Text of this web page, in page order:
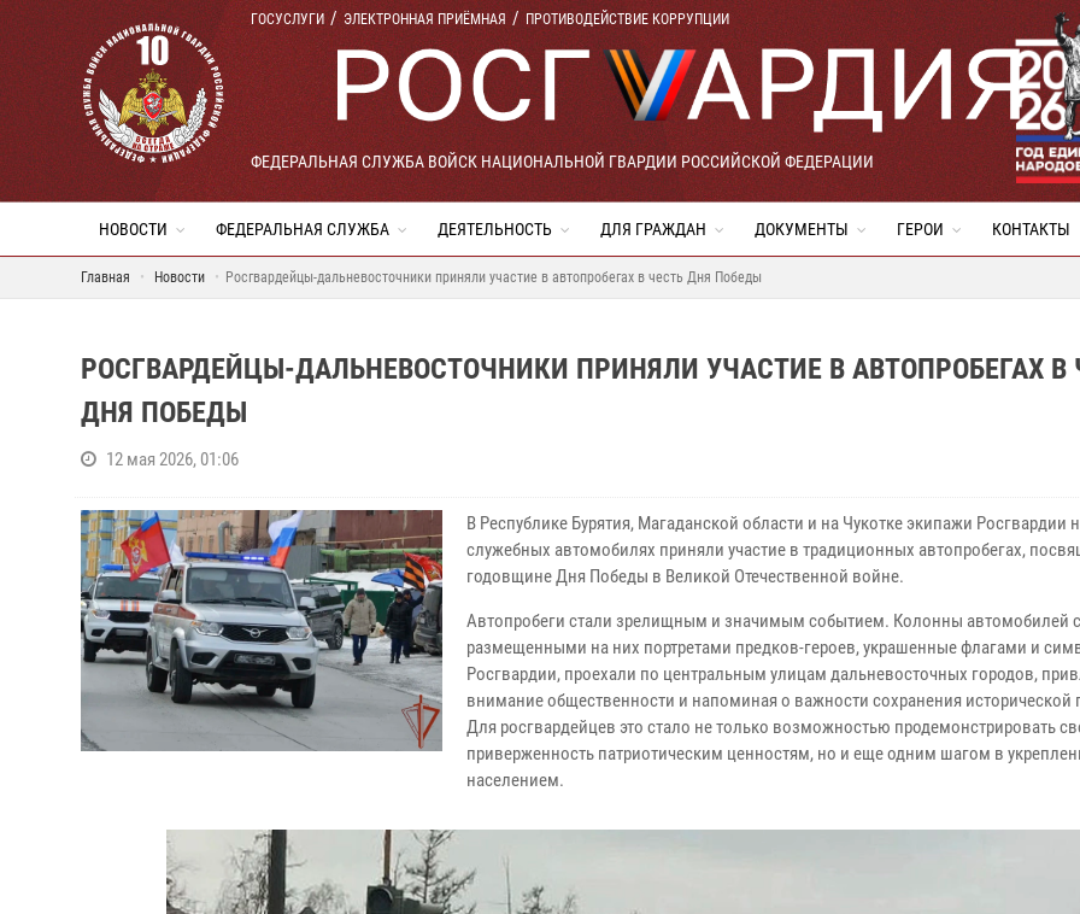
ГОСУСЛУГИ ЭЛЕКТРОННАЯ ПРИЁМНАЯ ПРОТИВОДЕЙСТВИЕ КОРРУПЦИИ
ФЕДЕРАЛЬНАЯ СЛУЖБА ВОЙСК НАЦИОНАЛЬНОЙ ГВАРДИИ РОССИЙСКОЙ ФЕДЕРАЦИИ
НОВОСТИ ФЕДЕРАЛЬНАЯ СЛУЖБА ДЕЯТЕЛЬНОСТЬ ДЛЯ ГРАЖДАН ДОКУМЕНТЫ ГЕРОИ КОНТАКТЫ
Главная Новости Росгвардейцы-дальневосточники приняли участие в автопробегах в честь Дня Победы
РОСГВАРДЕЙЦЫ-ДАЛЬНЕВОСТОЧНИКИ ПРИНЯЛИ УЧАСТИЕ В АВТОПРОБЕГАХ В
ДНЯ ПОБЕДЫ
12 мая 2026, 01:06
В Республике Бурятия, Магаданской области и на Чукотке экипажи Росгвардии
служебных автомобилях приняли участие в традиционных автопробегах,
годовщине Дня Победы в Великой Отечественной войне.
Автопробеги стали зрелищным и значимым событием. Колонны автомобилей с
размещенными на них портретами предков-героев, украшенные флагами и
Росгвардии, проехали по центральным улицам дальневосточных городов,
внимание общественности и напоминая о важности сохранения исторической
Для росгвардейцев это стало не только возможностью продемонстрировать
приверженность патриотическим ценностям, но и еще одним шагом в
населением.